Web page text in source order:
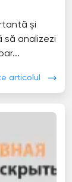
și
să analizezi
articolul